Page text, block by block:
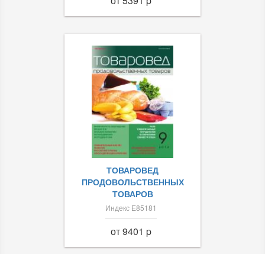
ТОВАРОВЕД
ПРОДОВОЛЬСТВЕННЫХ
ТОВАРОВ
Индекс Е85181
от 9401 p